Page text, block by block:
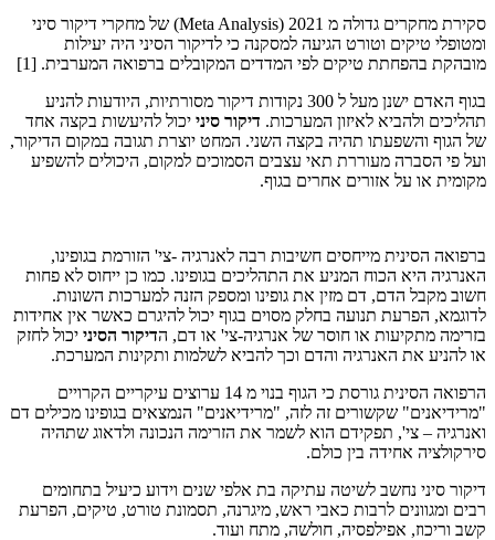
סקירת מחקרים גדולה מ 2021 (Meta Analysis) של מחקרי דיקור סיני
ומטופלי טיקים וטורט הגיעה למסקנה כי לדיקור הסיני היה יעילות
מובהקת בהפחתת טיקים לפי המדדים המקובלים ברפואה המערבית. [1]
בגוף האדם ישנן מעל ל 300 נקודות דיקור מסורתיות, היודעות להניע
תהליכים ולהביא לאיזון המערכות. דיקור סיני יכול להיעשות בקצה אחד
של הגוף והשפעתו תהיה בקצה השני. המחט יוצרת תגובה במקום הדיקור,
ועל פי הסברה מעוררת תאי עצבים הסמוכים למקום, היכולים להשפיע
מקומית או על אזורים אחרים בגוף.
ברפואה הסינית מייחסים חשיבות רבה לאנרגיה -צי' הזורמת בגופינו,
האנרגיה היא הכוח המניע את התהליכים בגופינו. כמו כן ייחוס לא פחות
חשוב מקבל הדם, דם מזין את גופינו ומספק הזנה למערכות השונות.
לדוגמא, הפרעת תנועה בחלק מסוים בגוף יכול להיגרם כאשר אין אחידות
בזרימה מתקיעות או חוסר של אנרגיה-צי' או דם, הדיקור הסיני יכול לחזק
או להניע את האנרגיה והדם וכך להביא לשלמות ותקינות המערכת.
הרפואה הסינית גורסת כי הגוף בנוי מ 14 ערוצים עיקריים הקרויים
"מרידיאנים" שקשורים זה לזה, "מרידיאנים" הנמצאים בגופינו מכילים דם
ואנרגיה – צי', תפקידם הוא לשמר את הזרימה הנכונה ולדאוג שתהיה
סירקולציה אחידה בין כולם.
דיקור סיני נחשב לשיטה עתיקה בת אלפי שנים וידוע כיעיל בתחומים
רבים ומגוונים לרבות כאבי ראש, מיגרנה, תסמונת טורט, טיקים, הפרעת
קשב וריכוז, אפילפסיה, חולשה, מתח ועוד.